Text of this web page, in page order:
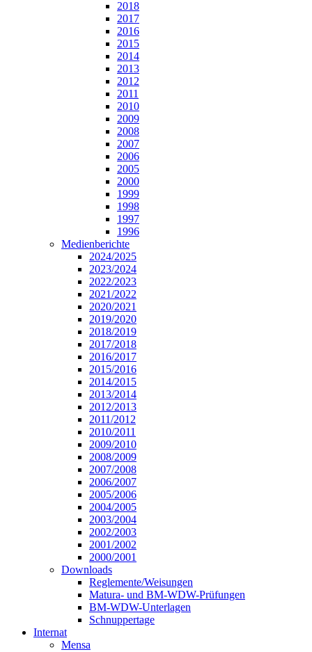
2018
2017
2016
2015
2014
2013
2012
2011
2010
2009
2008
2007
2006
2005
2000
1999
1998
1997
1996
Medienberichte
2024/2025
2023/2024
2022/2023
2021/2022
2020/2021
2019/2020
2018/2019
2017/2018
2016/2017
2015/2016
2014/2015
2013/2014
2012/2013
2011/2012
2010/2011
2009/2010
2008/2009
2007/2008
2006/2007
2005/2006
2004/2005
2003/2004
2002/2003
2001/2002
2000/2001
Downloads
Reglemente/Weisungen
Matura- und BM-WDW-Prüfungen
BM-WDW-Unterlagen
Schnuppertage
Internat
Mensa